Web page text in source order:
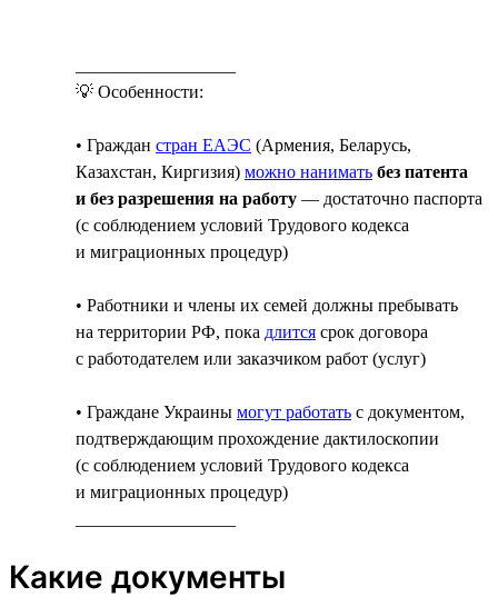
💡 Особенности:
• Граждан стран ЕАЭС (Армения, Беларусь,
Казахстан, Киргизия) можно нанимать без патента
и без разрешения на работу — достаточно паспорта
(с соблюдением условий Трудового кодекса
и миграционных процедур)
• Работники и члены их семей должны пребывать
на территории РФ, пока длится срок договора
с работодателем или заказчиком работ (услуг)
• Граждане Украины могут работать с документом,
подтверждающим прохождение дактилоскопии
(с соблюдением условий Трудового кодекса
и миграционных процедур)
Какие документы